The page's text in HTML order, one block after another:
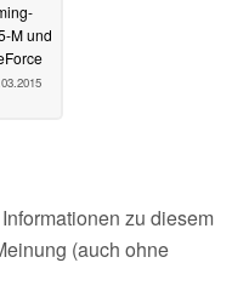
M und
zu diesem
(auch ohne